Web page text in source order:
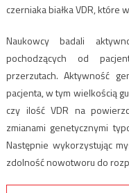
czerniaka białka VDR, które
Naukowcy badali
pochodzących od
przerzutach. Aktywność
pacjenta, w tym wielkością
czy ilość VDR na
zmianami genetycznymi
Następnie wykorzystując
zdolność nowotworu do